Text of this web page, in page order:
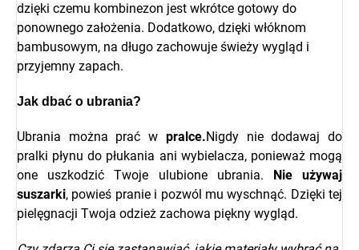
dzięki czemu kombinezon jest wkrótce gotowy do
ponownego założenia. Dodatkowo, dzięki włóknom
bambusowym, na długo zachowuje świeży wygląd i
przyjemny zapach.
Jak dbać o ubrania?
Ubrania można prać w pralce.Nigdy nie dodawaj do
pralki płynu do płukania ani wybielacza, ponieważ mogą
one uszkodzić Twoje ulubione ubrania.
Nie używaj
suszarki, powieś pranie i pozwól mu wyschnąć. Dzięki tej
pielęgnacji Twoja odzież zachowa piękny wygląd.